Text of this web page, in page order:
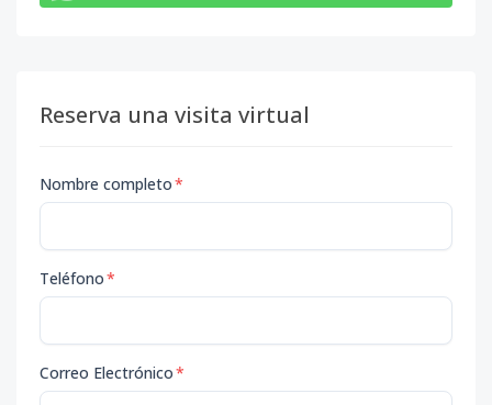
Reserva una visita virtual
Nombre completo*
Teléfono*
Correo Electrónico*